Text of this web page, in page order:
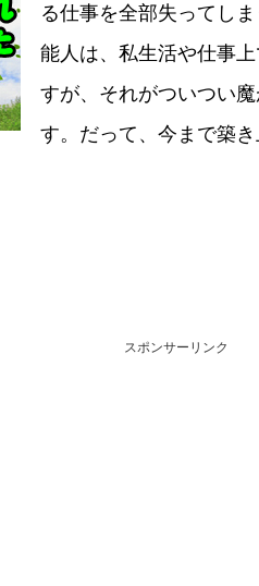
る仕事を全部失ってし
能人は、私生活や仕事
すが、それがついつい
す。だって、今まで築
スポンサーリンク